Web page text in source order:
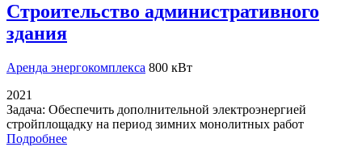
Строительство административного
здания
Аренда энергокомплекса 800 кВт
2021
Задача: Обеспечить дополнительной электроэнергией
стройплощадку на период зимних монолитных работ
Подробнее